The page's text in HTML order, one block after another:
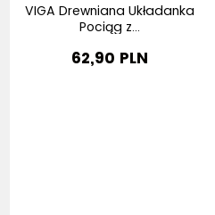
VIGA Drewniana Układanka
Pociąg z...
62,90 PLN